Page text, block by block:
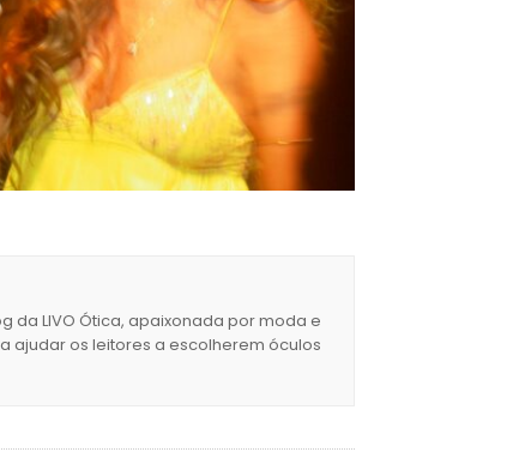
da LIVO Ótica, apaixonada por moda e
ajudar os leitores a escolherem óculos